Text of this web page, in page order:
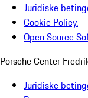
Juridiske
Cookie Policy.
Open Source
Porsche Center
Juridiske